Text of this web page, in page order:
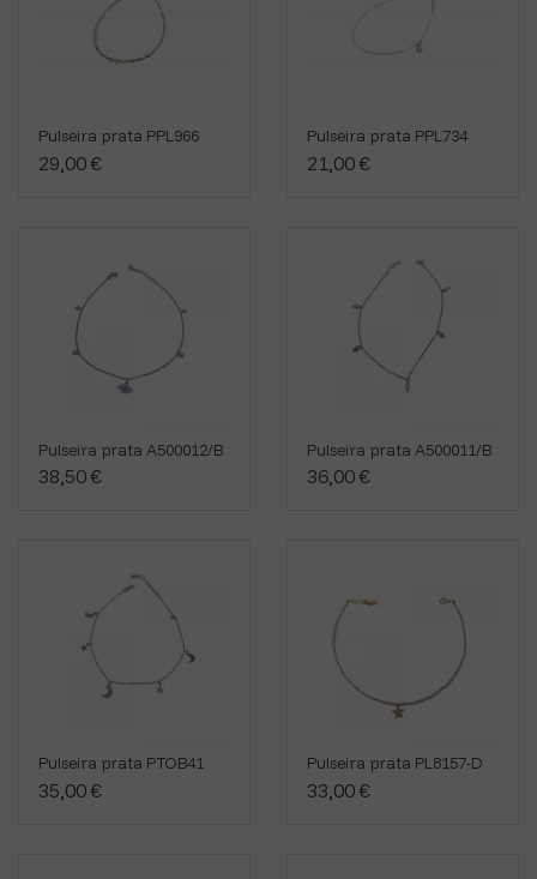
Pulseira prata PPL966
29,00 €
Pulseira prata PPL734
21,00 €
Pulseira prata A500012/B
38,50 €
Pulseira prata A500011/B
36,00 €
Pulseira prata PTOB41
35,00 €
Pulseira prata PL8157-D
33,00 €